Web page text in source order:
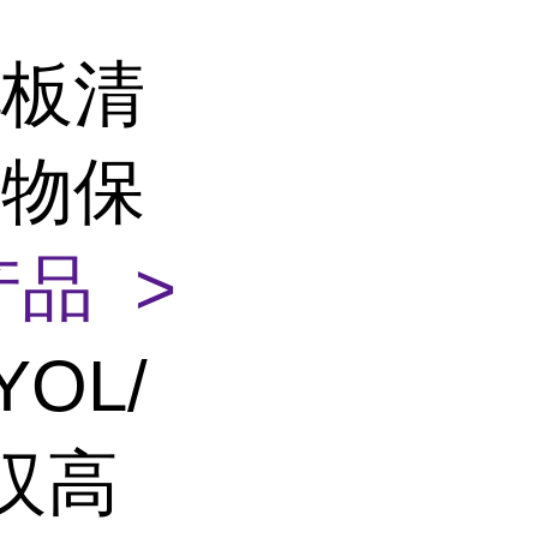
清
保
品 >
高